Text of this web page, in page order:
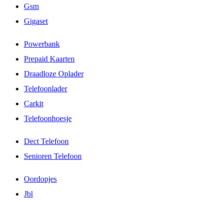
Gsm
Gigaset
Powerbank
Prepaid Kaarten
Draadloze Oplader
Telefoonlader
Carkit
Telefoonhoesje
Dect Telefoon
Senioren Telefoon
Oordopjes
Jbl